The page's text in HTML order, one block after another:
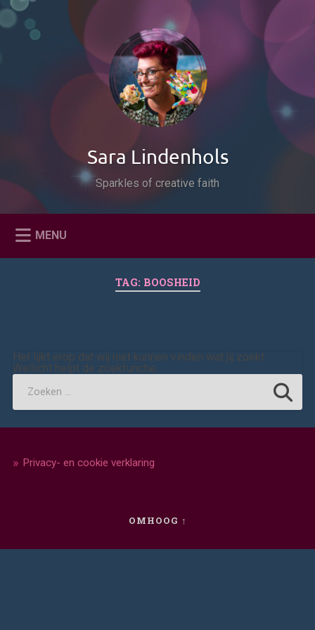
Naar
inhoud
Zoeken
Sara Lindenhols
Sparkles of creative faith
MENU
TAG: BOOSHEID
Het lijkt erop dat wij niet kunnen vinden wat jij zoekt.
Wellicht helpt de zoekfunctie.
Privacy- en cookie verklaring
OMHOOG ↑